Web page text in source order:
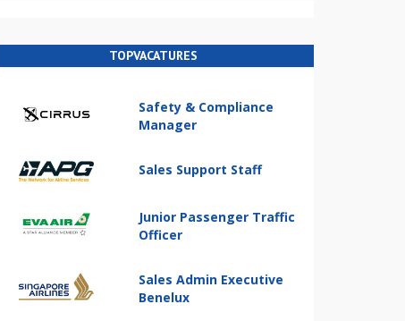
TOPVACATURES
Safety & Compliance
Manager
Sales Support Staff
Junior Passenger Traffic
Officer
Sales Admin Executive
Benelux